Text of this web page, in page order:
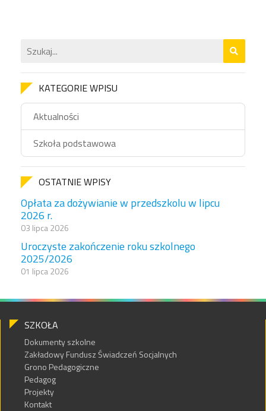
KATEGORIE WPISU
Aktualności
Szkoła podstawowa
OSTATNIE WPISY
Opłata za dożywianie w przedszkolu w lipcu
2026 r.
03 lipca 2026
Uroczyste zakończenie roku szkolnego
2025/2026
01 lipca 2026
SZKOŁA
Dokumenty szkolne
Zakładowy Fundusz Świadczeń Socjalnych
Grono Pedagogiczne
Pedagog
Projekty
Kontakt